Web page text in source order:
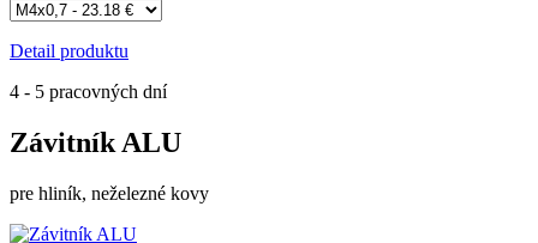
Detail produktu
4 - 5 pracovných dní
Závitník ALU
pre hliník, neželezné kovy